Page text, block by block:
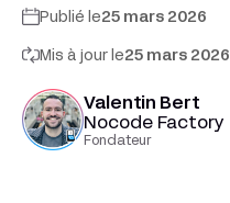
Publié le25 mars 2026
Mis à jour le25 mars 2026
Valentin Bert
Nocode Factory
Fondateur